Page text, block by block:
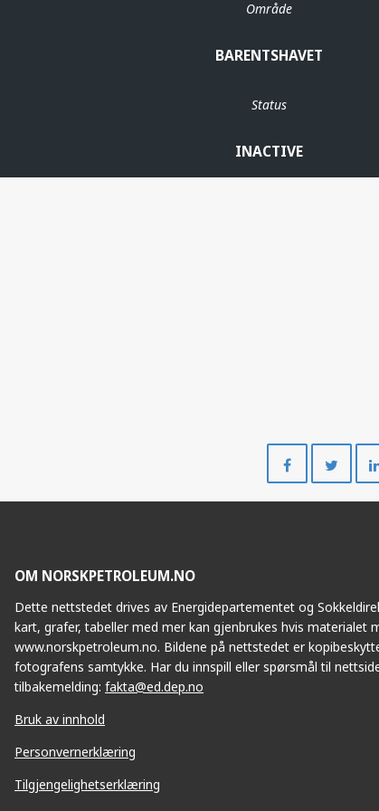
Område
BARENTSHAVET
Status
INACTIVE
på
på
OM NORSKPETROLEUM.NO
Dette nettstedet drives av Energidepartementet og
kart, grafer, tabeller med mer kan gjenbrukes hvis materialet
www.norskpetroleum.no. Bildene på nettstedet er
fotografens samtykke. Har du innspill eller spørsmål til
tilbakemelding: fakta@ed.dep.no
Bruk av innhold
Personvernerklæring
Tilgjengelighetserklæring